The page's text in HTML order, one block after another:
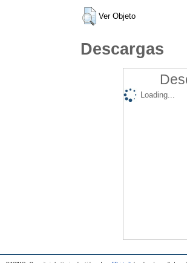
Ver Objeto
Descargas
Loading...